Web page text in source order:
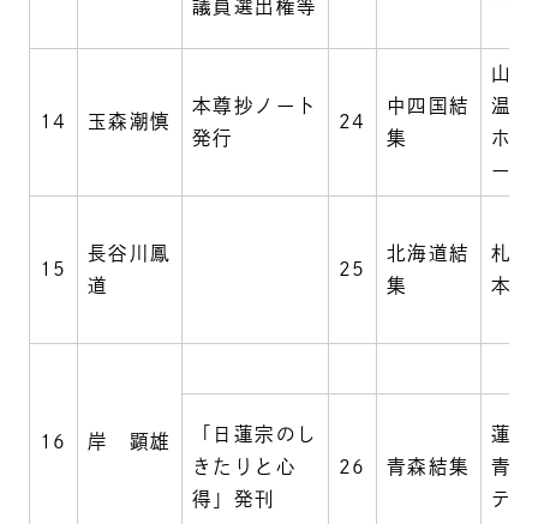
議員選出権等
14 玉森潮慎
本尊抄ノート
発行
24
中四国結
集
山口
温泉
ホテ
ータ
15
長谷川鳳
道
25
北海道結
集
札幌
本龍
16 岸 顕雄
「日蓮宗のし
きたりと心
得」発刊
26 青森結集
蓮華
青森
テル